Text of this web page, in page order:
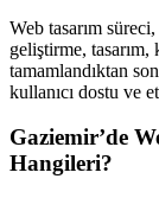
Web tasarım
geliştirme, tasarım,
tamamlandıktan
kullanıcı dostu ve
Gaziemir’de
Hangileri?